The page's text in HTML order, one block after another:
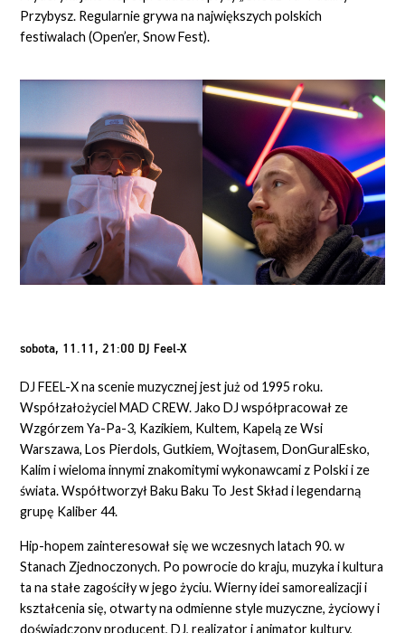
Przybysz. Regularnie grywa na największych polskich
festiwalach (Open’er, Snow Fest).
sobota, 11.11, 21:00 DJ Feel-X
DJ FEEL-X na scenie muzycznej jest już od 1995 roku.
Współzałożyciel MAD CREW. Jako DJ współpracował ze
Wzgórzem Ya-Pa-3, Kazikiem, Kultem, Kapelą ze Wsi
Warszawa, Los Pierdols, Gutkiem, Wojtasem, DonGuralEsko,
Kalim i wieloma innymi znakomitymi wykonawcami z Polski i ze
świata. Współtworzył Baku Baku To Jest Skład i legendarną
grupę Kaliber 44.
Hip-hopem zainteresował się we wczesnych latach 90. w
Stanach Zjednoczonych. Po powrocie do kraju, muzyka i kultura
ta na stałe zagościły w jego życiu. Wierny idei samorealizacji i
kształcenia się, otwarty na odmienne style muzyczne, życiowy i
doświadczony producent, DJ, realizator i animator kultury,